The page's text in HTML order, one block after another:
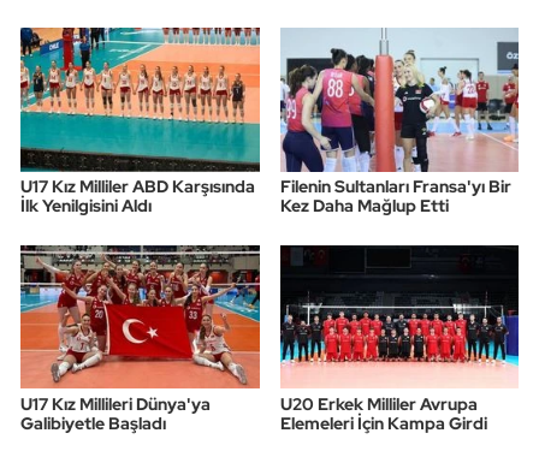
U17 Kız Milliler ABD Karşısında
İlk Yenilgisini Aldı
Filenin Sultanları Fransa'yı Bir
Kez Daha Mağlup Etti
U17 Kız Millileri Dünya'ya
Galibiyetle Başladı
U20 Erkek Milliler Avrupa
Elemeleri İçin Kampa Girdi